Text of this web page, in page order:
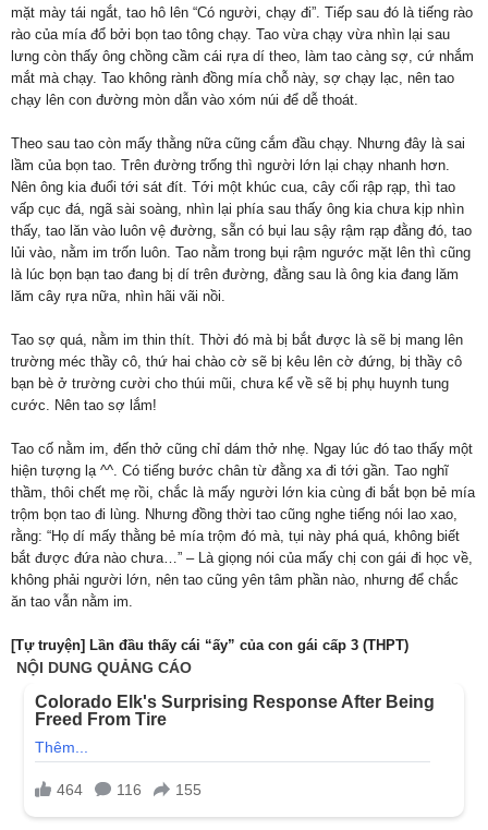
mặt mày tái ngắt, tao hô lên “Có người, chạy đi”. Tiếp sau đó là tiếng rào
rào của mía đổ bởi bọn tao tông chạy. Tao vừa chạy vừa nhìn lại sau
lưng còn thấy ông chồng cầm cái rựa dí theo, làm tao càng sợ, cứ nhắm
mắt mà chạy. Tao không rành đồng mía chỗ này, sợ chạy lạc, nên tao
chạy lên con đường mòn dẫn vào xóm núi để dễ thoát.
Theo sau tao còn mấy thằng nữa cũng cắm đầu chạy. Nhưng đây là sai
lầm của bọn tao. Trên đường trống thì người lớn lại chạy nhanh hơn.
Nên ông kia đuổi tới sát đít. Tới một khúc cua, cây cối rập rạp, thì tao
vấp cục đá, ngã sài soàng, nhìn lại phía sau thấy ông kia chưa kịp nhìn
thấy, tao lăn vào luôn vệ đường, sẵn có bụi lau sậy rậm rạp đằng đó, tao
lủi vào, nằm im trốn luôn. Tao nằm trong bụi rậm ngước mặt lên thì cũng
là lúc bọn bạn tao đang bị dí trên đường, đằng sau là ông kia đang lăm
lăm cây rựa nữa, nhìn hãi vãi nồi.
Tao sợ quá, nằm im thin thít. Thời đó mà bị bắt được là sẽ bị mang lên
trường méc thầy cô, thứ hai chào cờ sẽ bị kêu lên cờ đứng, bị thầy cô
bạn bè ở trường cười cho thúi mũi, chưa kể về sẽ bị phụ huynh tung
cước. Nên tao sợ lắm!
Tao cố nằm im, đến thở cũng chỉ dám thở nhẹ. Ngay lúc đó tao thấy một
hiện tượng lạ ^^. Có tiếng bước chân từ đằng xa đi tới gần. Tao nghĩ
thầm, thôi chết mẹ rồi, chắc là mấy người lớn kia cùng đi bắt bọn bẻ mía
trộm bọn tao đi lùng. Nhưng đồng thời tao cũng nghe tiếng nói lao xao,
rằng: “Họ dí mấy thằng bẻ mía trộm đó mà, tụi này phá quá, không biết
bắt được đứa nào chưa…” – Là giọng nói của mấy chị con gái đi học về,
không phải người lớn, nên tao cũng yên tâm phần nào, nhưng để chắc
ăn tao vẫn nằm im.
[Tự truyện] Lần đầu thấy cái “ấy” của con gái cấp 3 (THPT)